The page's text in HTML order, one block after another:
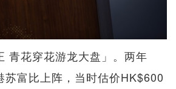
青花穿花游龙大盘」。两年
苏富比上阵，当时估价HK$600